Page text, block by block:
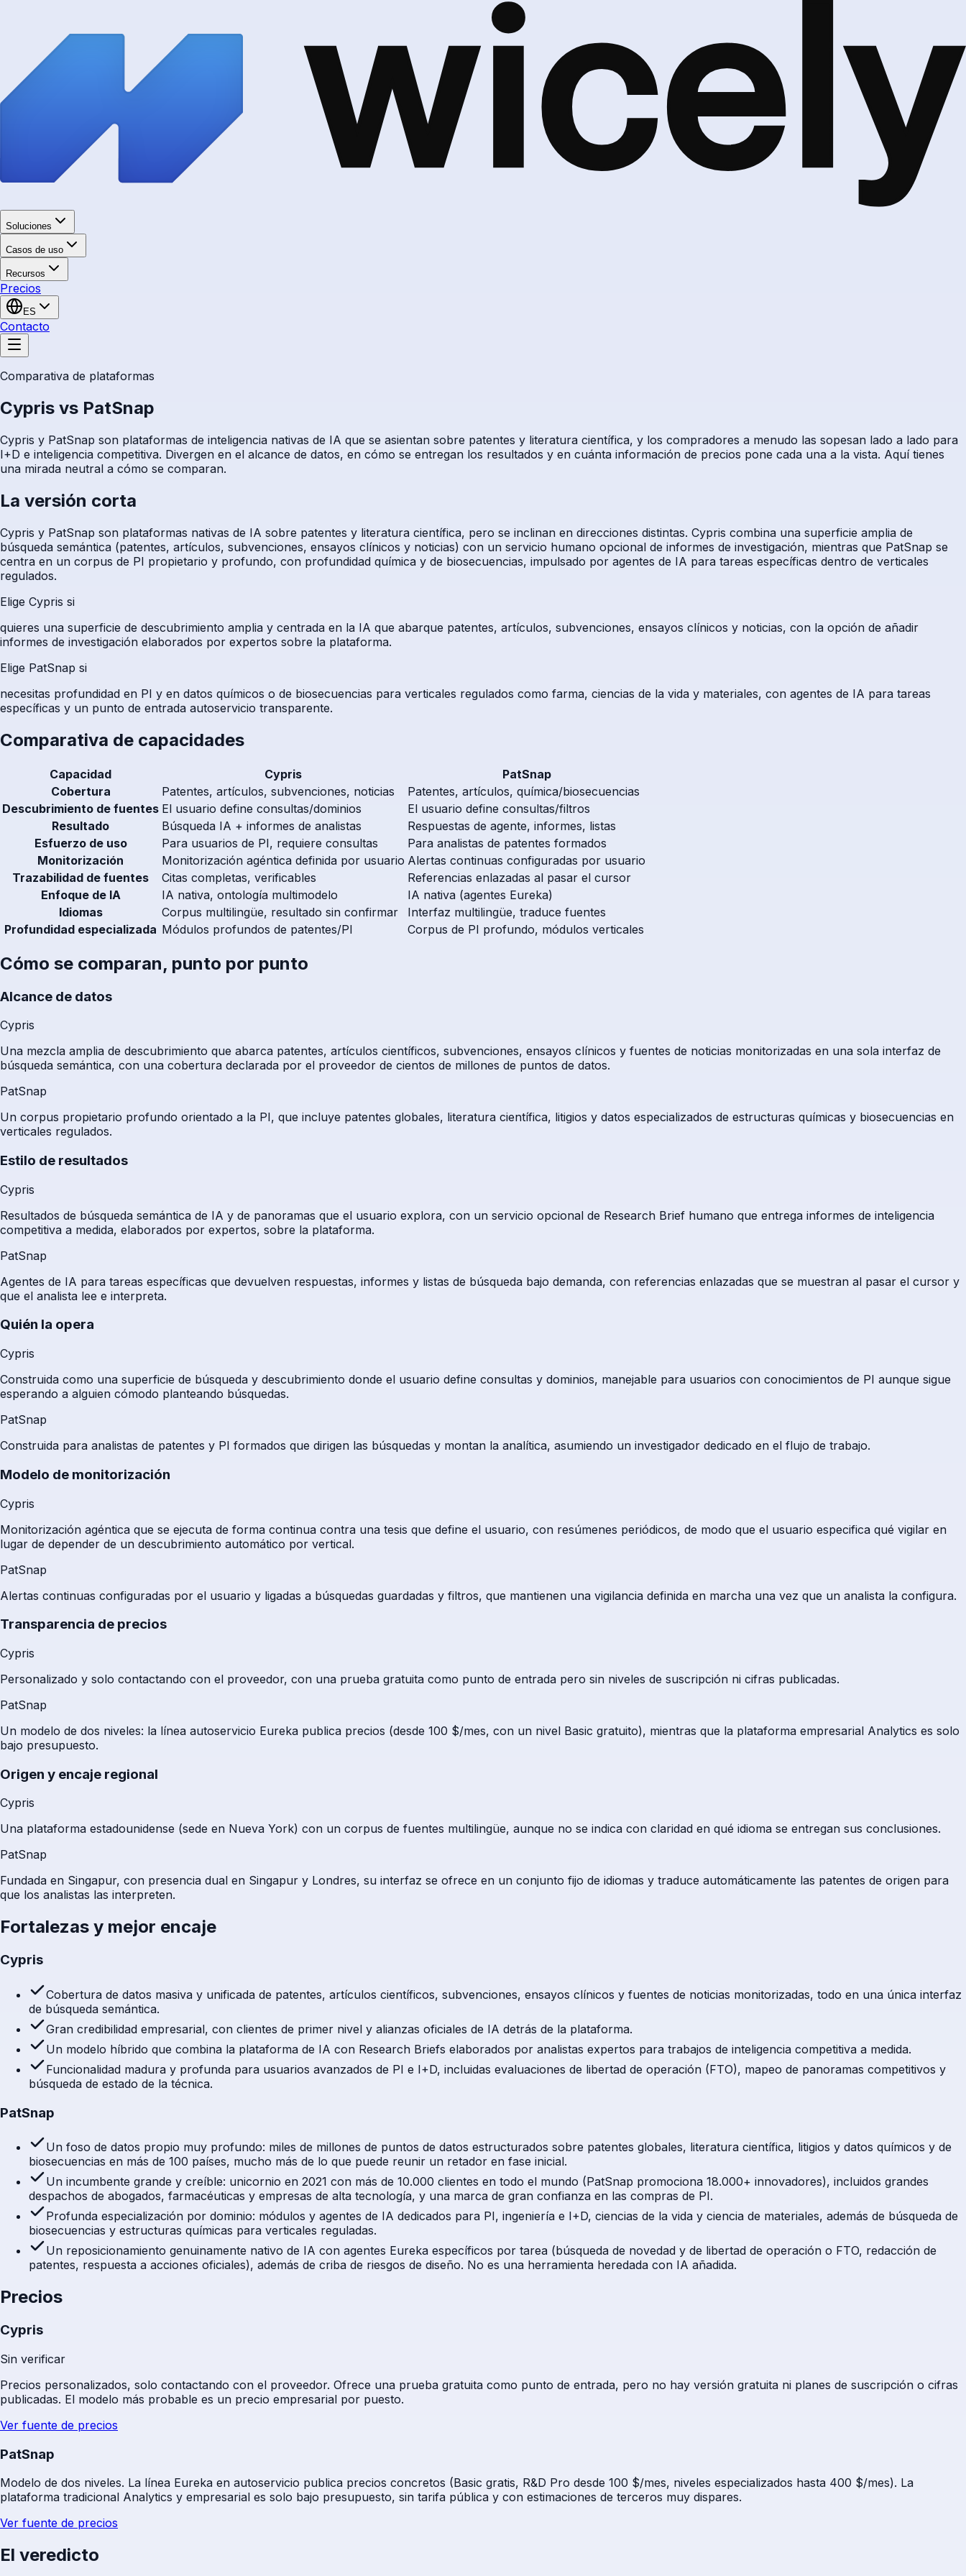
Soluciones
Casos de uso
Recursos
Precios
ES
Contacto
Comparativa de plataformas
Cypris vs PatSnap
Cypris y PatSnap son plataformas de inteligencia nativas de IA que se asientan sobre patentes y literatura científica, y los compradores a menudo las sopesan lado a lado para
I+D e inteligencia competitiva. Divergen en el alcance de datos, en cómo se entregan los resultados y en cuánta información de precios pone cada una a la vista. Aquí tienes
una mirada neutral a cómo se comparan.
La versión corta
Cypris y PatSnap son plataformas nativas de IA sobre patentes y literatura científica, pero se inclinan en direcciones distintas. Cypris combina una superficie amplia de
búsqueda semántica (patentes, artículos, subvenciones, ensayos clínicos y noticias) con un servicio humano opcional de informes de investigación, mientras que PatSnap se
centra en un corpus de PI propietario y profundo, con profundidad química y de biosecuencias, impulsado por agentes de IA para tareas específicas dentro de verticales
regulados.
Elige Cypris si
quieres una superficie de descubrimiento amplia y centrada en la IA que abarque patentes, artículos, subvenciones, ensayos clínicos y noticias, con la opción de añadir
informes de investigación elaborados por expertos sobre la plataforma.
Elige PatSnap si
necesitas profundidad en PI y en datos químicos o de biosecuencias para verticales regulados como farma, ciencias de la vida y materiales, con agentes de IA para tareas
específicas y un punto de entrada autoservicio transparente.
Comparativa de capacidades
Capacidad Cypris
PatSnap
Cobertura
Patentes, artículos, subvenciones, noticias
Patentes, artículos, química/biosecuencias
Descubrimiento de fuentes El usuario define consultas/dominios
El usuario define consultas/filtros
Resultado
Búsqueda IA + informes de analistas
Respuestas de agente, informes, listas
Esfuerzo de uso
Para usuarios de PI, requiere consultas
Para analistas de patentes formados
Monitorización
Monitorización agéntica definida por usuario Alertas continuas configuradas por usuario
Trazabilidad de fuentes
Citas completas, verificables
Referencias enlazadas al pasar el cursor
Enfoque de IA
IA nativa, ontología multimodelo
IA nativa (agentes Eureka)
Idiomas
Corpus multilingüe, resultado sin confirmar
Interfaz multilingüe, traduce fuentes
Profundidad especializada Módulos profundos de patentes/PI Corpus de PI profundo, módulos verticales
Cómo se comparan, punto por punto
Alcance de datos
Cypris
Una mezcla amplia de descubrimiento que abarca patentes, artículos científicos, subvenciones, ensayos clínicos y fuentes de noticias monitorizadas en una sola interfaz de
búsqueda semántica, con una cobertura declarada por el proveedor de cientos de millones de puntos de datos.
PatSnap
Un corpus propietario profundo orientado a la PI, que incluye patentes globales, literatura científica, litigios y datos especializados de estructuras químicas y biosecuencias en
verticales regulados.
Estilo de resultados
Cypris
Resultados de búsqueda semántica de IA y de panoramas que el usuario explora, con un servicio opcional de Research Brief humano que entrega informes de inteligencia
competitiva a medida, elaborados por expertos, sobre la plataforma.
PatSnap
Agentes de IA para tareas específicas que devuelven respuestas, informes y listas de búsqueda bajo demanda, con referencias enlazadas que se muestran al pasar el cursor y
que el analista lee e interpreta.
Quién la opera
Cypris
Construida como una superficie de búsqueda y descubrimiento donde el usuario define consultas y dominios, manejable para usuarios con conocimientos de PI aunque sigue
esperando a alguien cómodo planteando búsquedas.
PatSnap
Construida para analistas de patentes y PI formados que dirigen las búsquedas y montan la analítica, asumiendo un investigador dedicado en el flujo de trabajo.
Modelo de monitorización
Cypris
Monitorización agéntica que se ejecuta de forma continua contra una tesis que define el usuario, con resúmenes periódicos, de modo que el usuario especifica qué vigilar en
lugar de depender de un descubrimiento automático por vertical.
PatSnap
Alertas continuas configuradas por el usuario y ligadas a búsquedas guardadas y filtros, que mantienen una vigilancia definida en marcha una vez que un analista la configura.
Transparencia de precios
Cypris
Personalizado y solo contactando con el proveedor, con una prueba gratuita como punto de entrada pero sin niveles de suscripción ni cifras publicadas.
PatSnap
Un modelo de dos niveles: la línea autoservicio Eureka publica precios (desde 100 $/mes, con un nivel Basic gratuito), mientras que la plataforma empresarial Analytics es solo
bajo presupuesto.
Origen y encaje regional
Cypris
Una plataforma estadounidense (sede en Nueva York) con un corpus de fuentes multilingüe, aunque no se indica con claridad en qué idioma se entregan sus conclusiones.
PatSnap
Fundada en Singapur, con presencia dual en Singapur y Londres, su interfaz se ofrece en un conjunto fijo de idiomas y traduce automáticamente las patentes de origen para
que los analistas las interpreten.
Fortalezas y mejor encaje
Cypris
Cobertura de datos masiva y unificada de patentes, artículos científicos, subvenciones, ensayos clínicos y fuentes de noticias monitorizadas, todo en una única interfaz
de búsqueda semántica.
Gran credibilidad empresarial, con clientes de primer nivel y alianzas oficiales de IA detrás de la plataforma.
Un modelo híbrido que combina la plataforma de IA con Research Briefs elaborados por analistas expertos para trabajos de inteligencia competitiva a medida.
Funcionalidad madura y profunda para usuarios avanzados de PI e I+D, incluidas evaluaciones de libertad de operación (FTO), mapeo de panoramas competitivos y
búsqueda de estado de la técnica.
PatSnap
Un foso de datos propio muy profundo: miles de millones de puntos de datos estructurados sobre patentes globales, literatura científica, litigios y datos químicos y de
biosecuencias en más de 100 países, mucho más de lo que puede reunir un retador en fase inicial.
Un incumbente grande y creíble: unicornio en 2021 con más de 10.000 clientes en todo el mundo (PatSnap promociona 18.000+ innovadores), incluidos grandes
despachos de abogados, farmacéuticas y empresas de alta tecnología, y una marca de gran confianza en las compras de PI.
Profunda especialización por dominio: módulos y agentes de IA dedicados para PI, ingeniería e I+D, ciencias de la vida y ciencia de materiales, además de búsqueda de
biosecuencias y estructuras químicas para verticales reguladas.
Un reposicionamiento genuinamente nativo de IA con agentes Eureka específicos por tarea (búsqueda de novedad y de libertad de operación o FTO, redacción de
patentes, respuesta a acciones oficiales), además de criba de riesgos de diseño. No es una herramienta heredada con IA añadida.
Precios
Cypris
Sin verificar
Precios personalizados, solo contactando con el proveedor. Ofrece una prueba gratuita como punto de entrada, pero no hay versión gratuita ni planes de suscripción o cifras
publicadas. El modelo más probable es un precio empresarial por puesto.
Ver fuente de precios
PatSnap
Modelo de dos niveles. La línea Eureka en autoservicio publica precios concretos (Basic gratis, R&D Pro desde 100 $/mes, niveles especializados hasta 400 $/mes). La
plataforma tradicional Analytics y empresarial es solo bajo presupuesto, sin tarifa pública y con estimaciones de terceros muy dispares.
Ver fuente de precios
El veredicto